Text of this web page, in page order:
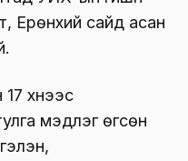
Ерөнхий сайд асан
хүнээс
мэдүүлэг өгсөн